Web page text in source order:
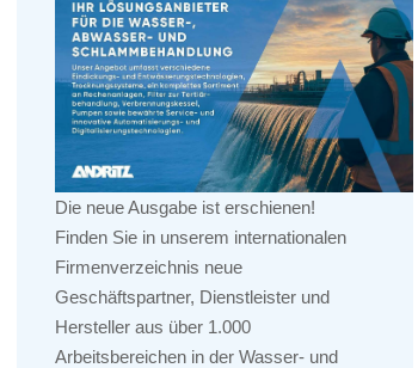
Die neue Ausgabe ist erschienen!
Finden Sie in unserem internationalen
Firmenverzeichnis neue
Geschäftspartner, Dienstleister und
Hersteller aus über 1.000
Arbeitsbereichen in der Wasser- und